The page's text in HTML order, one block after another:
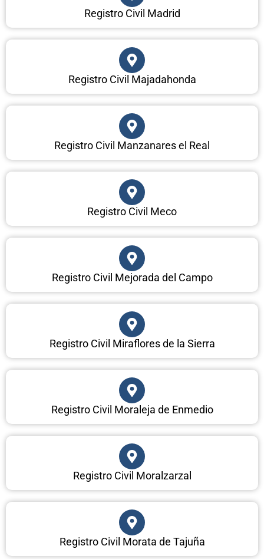
Registro Civil Madrid
Registro Civil Majadahonda
Registro Civil Manzanares el Real
Registro Civil Meco
Registro Civil Mejorada del Campo
Registro Civil Miraflores de la Sierra
Registro Civil Moraleja de Enmedio
Registro Civil Moralzarzal
Registro Civil Morata de Tajuña